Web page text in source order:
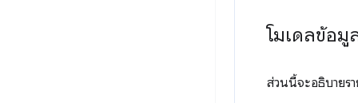
โมเดลข้อมู
ส่วนนี้จะอธิบายร